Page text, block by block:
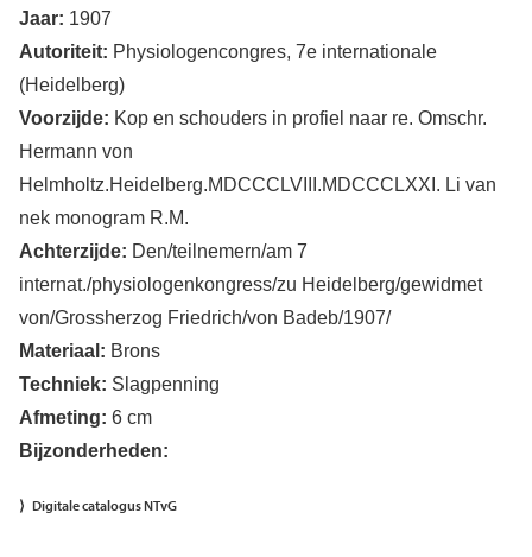
Jaar: 1907
Autoriteit: Physiologencongres, 7e internationale
(Heidelberg)
Voorzijde: Kop en schouders in profiel naar re. Omschr.
Hermann von
Helmholtz.Heidelberg.MDCCCLVIII.MDCCCLXXI. Li van
nek monogram R.M.
Achterzijde: Den/teilnemern/am 7
internat./physiologenkongress/zu Heidelberg/gewidmet
von/Grossherzog Friedrich/von Badeb/1907/
Materiaal: Brons
Techniek: Slagpenning
Afmeting: 6 cm
Bijzonderheden:
Digitale catalogus NTvG